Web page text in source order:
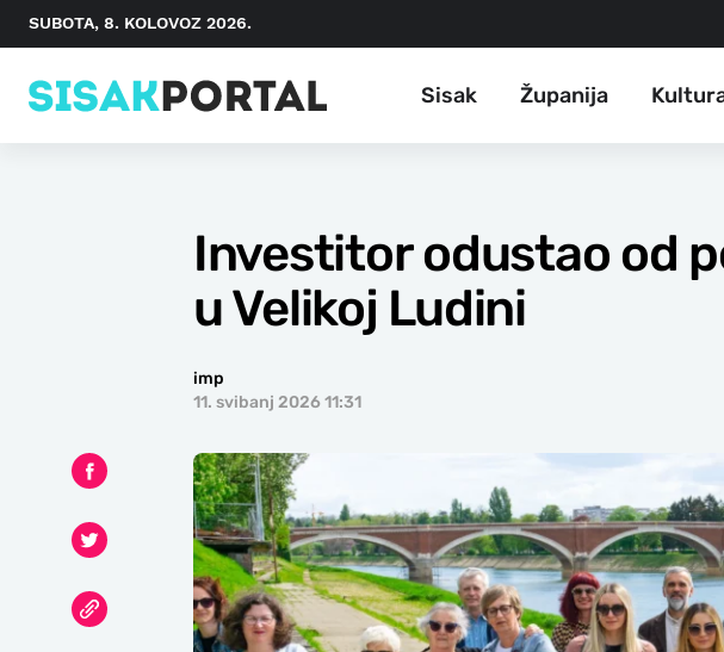
SUBOTA, 8. KOLOVOZ 2026.
Sisak Županija
Investitor odustao od
u Velikoj Ludini
imp
11. svibanj 2026 11:31